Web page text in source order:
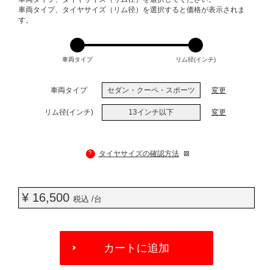
車両タイプ、タイヤサイズ（リム径）を選択すると価格が表示されま
す。
車両タイプ リム径(インチ)
車両タイプ セダン・クーペ・スポーツ 変更
リム径(インチ) 13インチ以下 変更
? タイヤサイズの確認方法
¥ 16,500 税込 /台
OPTIONS
カートに追加